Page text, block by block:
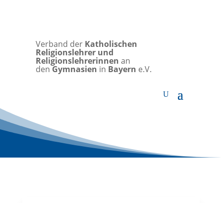
Verband der Katholischen
Religionslehrer und
Religionslehrerinnen an
denGymnasien in Bayern e.V.